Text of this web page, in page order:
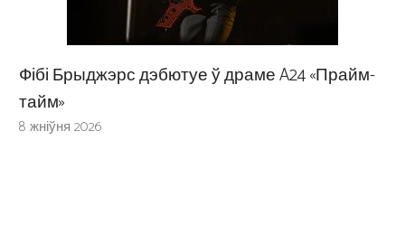
Фібі Брыджэрс дэбютуе ў драме A24 «Прайм-
тайм»
8 жніўня 2026